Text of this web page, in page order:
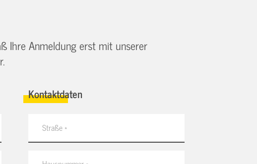
Ihre Anmeldung erst mit unserer
Kontaktdaten